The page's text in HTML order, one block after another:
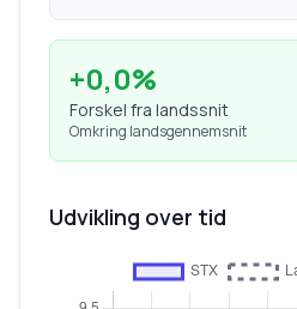
+0,0%
Forskel fra landssnit
Omkring landsgennemsnit
Udvikling over tid